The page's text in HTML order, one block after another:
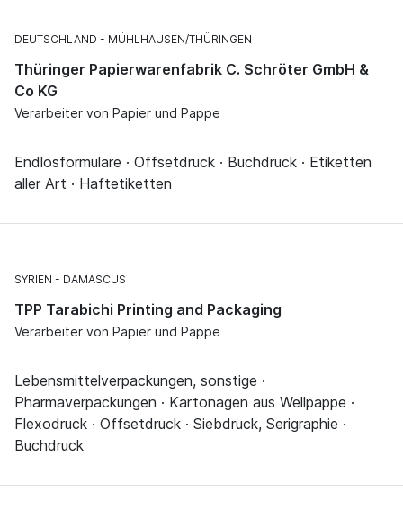
DEUTSCHLAND MÜHLHAUSEN/THÜRINGEN
Thüringer Papierwarenfabrik C. Schröter GmbH &
Co KG
Verarbeiter von Papier und Pappe
Endlosformulare · Offsetdruck · Buchdruck · Etiketten
aller Art · Haftetiketten
SYRIEN DAMASCUS
TPP Tarabichi Printing and Packaging
Verarbeiter von Papier und Pappe
Lebensmittelverpackungen, sonstige ·
Pharmaverpackungen · Kartonagen aus Wellpappe ·
Flexodruck · Offsetdruck · Siebdruck, Serigraphie ·
Buchdruck